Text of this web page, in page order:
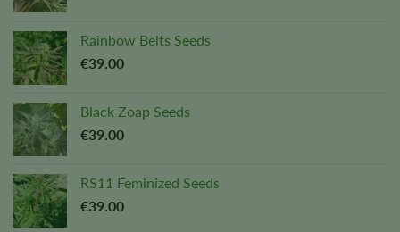
Rainbow Belts Seeds
€39.00
Black Zoap Seeds
€39.00
RS11 Feminized Seeds
€39.00